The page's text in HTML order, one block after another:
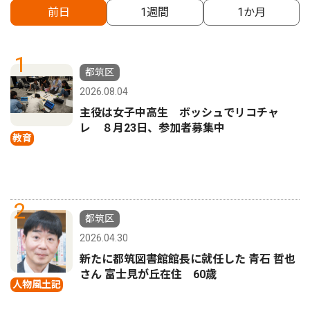
前日 1週間 1か月
1
教育
都筑区
2026.08.04
主役は女子中高生 ボッシュでリコチャ
レ ８月23日、参加者募集中
2
人物風土記
都筑区
2026.04.30
新たに都筑図書館館長に就任した 青石 哲也
さん 富士見が丘在住 60歳